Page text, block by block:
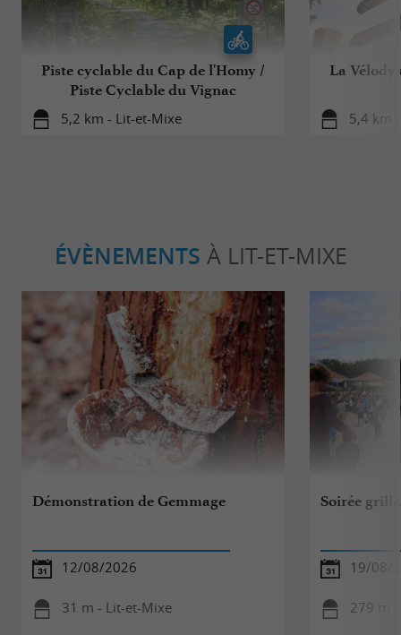
Piste cyclable du Cap de l'Homy /
Piste Cyclable du Vignac
5,2 km - Lit-et-Mixe
La
5,4 km
ÉVÈNEMENTS À LIT-ET-MIXE
Démonstration de Gemmage
12/08/2026
31 m - Lit-et-Mixe
Soirée
19/08/
279 m